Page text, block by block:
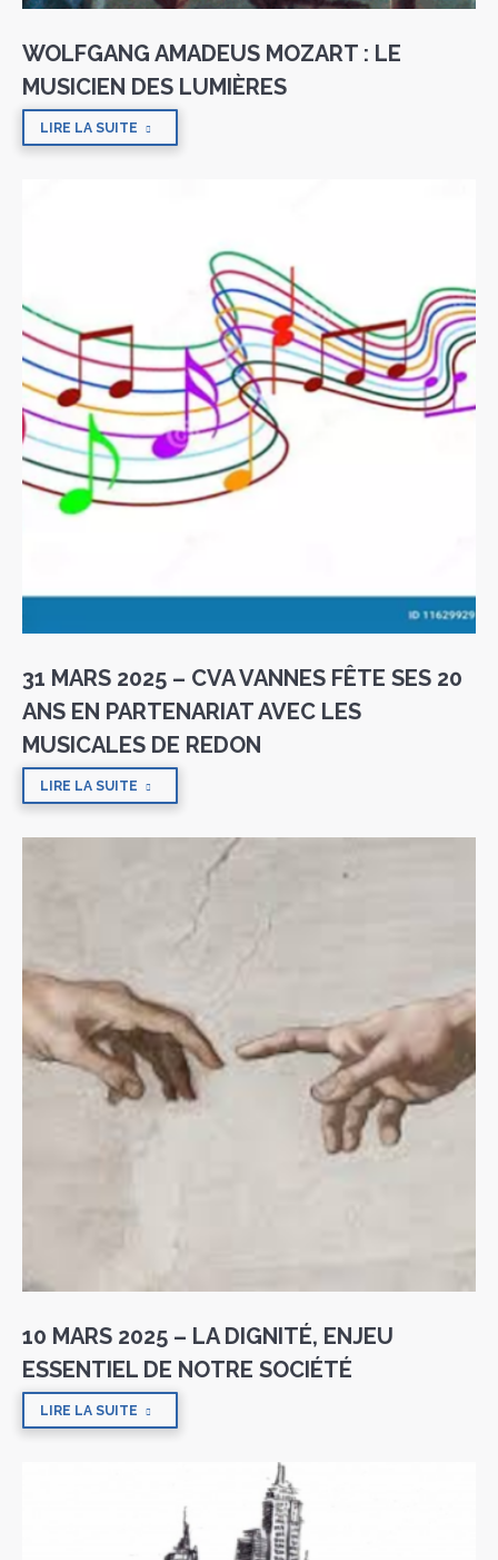
WOLFGANG AMADEUS MOZART : LE
MUSICIEN DES LUMIÈRES
LIRE LA SUITE
31 MARS 2025 – CVA VANNES FÊTE SES 20
ANS EN PARTENARIAT AVEC LES
MUSICALES DE REDON
LIRE LA SUITE
10 MARS 2025 – LA DIGNITÉ, ENJEU
ESSENTIEL DE NOTRE SOCIÉTÉ
LIRE LA SUITE